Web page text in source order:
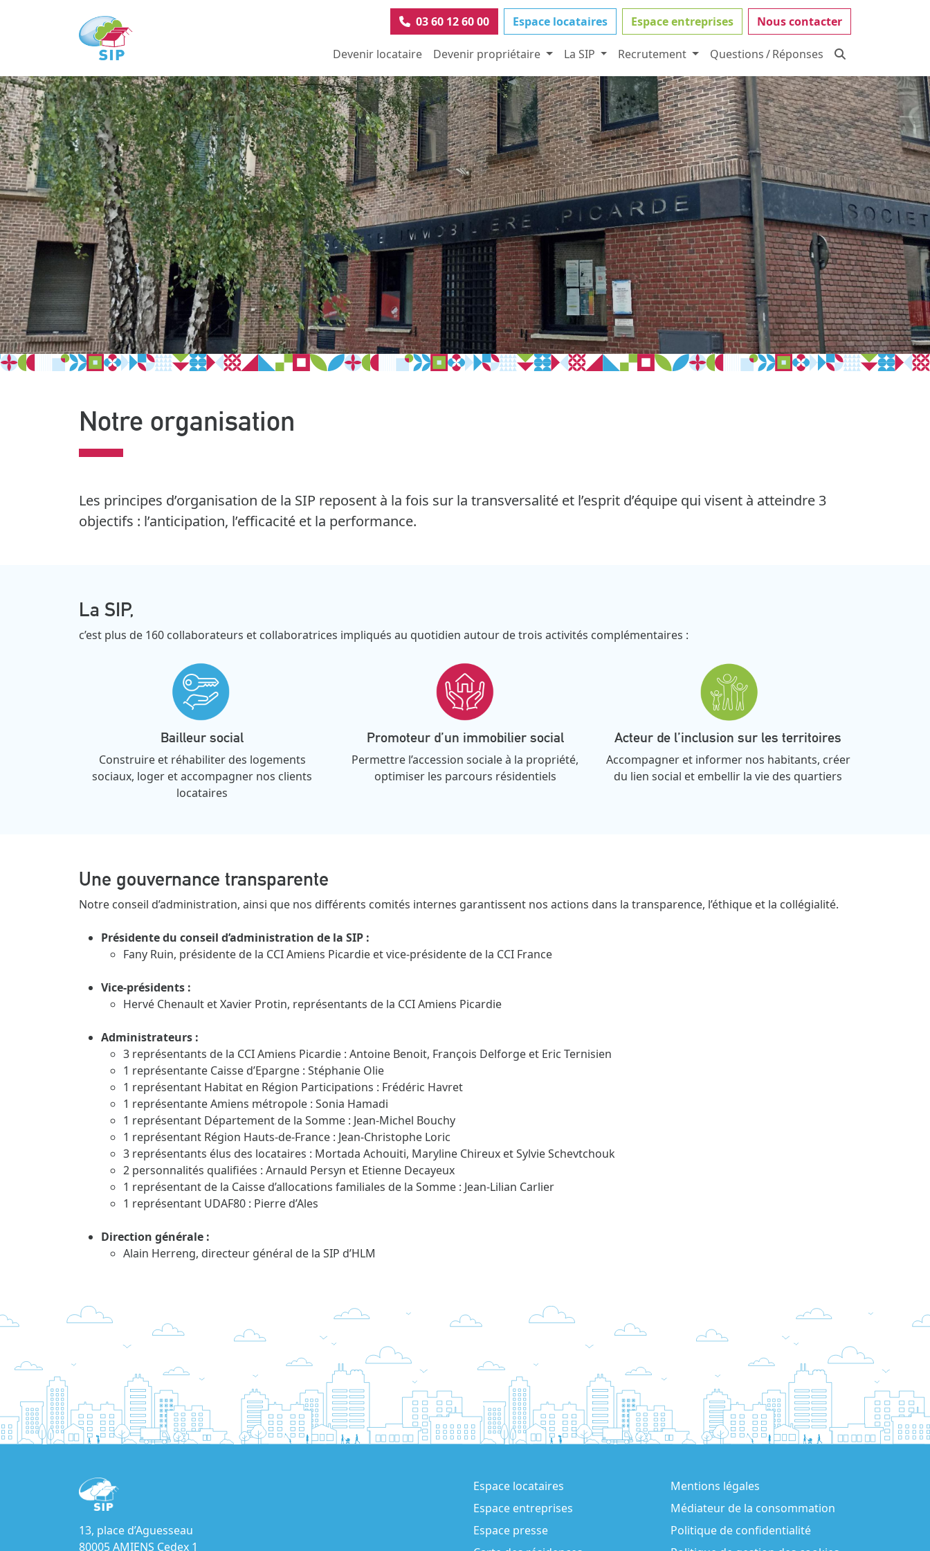
03 60 12 60 00 Espace locataires Espace entreprises Nous contacter
Devenir locataire Devenir propriétaire La SIP Recrutement Questions / Réponses
Notre organisation
Les principes d’organisation de la SIP reposent à la fois sur la transversalité et l’esprit d’équipe qui visent à atteindre 3
objectifs : l’anticipation, l’efficacité et la performance.
La SIP,
c’est plus de 160 collaborateurs et collaboratrices impliqués au quotidien autour de trois activités complémentaires :
Bailleur social
Construire et réhabiliter des logements
sociaux, loger et accompagner nos clients
locataires
Promoteur d’un immobilier social
Permettre l’accession sociale à la propriété,
optimiser les parcours résidentiels
Acteur de l’inclusion sur les territoires
Accompagner et informer nos habitants, créer
du lien social et embellir la vie des quartiers
Une gouvernance transparente
Notre conseil d’administration, ainsi que nos différents comités internes garantissent nos actions dans la transparence, l’éthique et la collégialité.
Présidente du conseil d’administration de la SIP :
Fany Ruin, présidente de la CCI Amiens Picardie et vice-présidente de la CCI France
Vice-présidents :
Hervé Chenault et Xavier Protin, représentants de la CCI Amiens Picardie
Administrateurs :
3 représentants de la CCI Amiens Picardie : Antoine Benoit, François Delforge et Eric Ternisien
1 représentante Caisse d’Epargne : Stéphanie Olie
1 représentant Habitat en Région Participations : Frédéric Havret
1 représentante Amiens métropole : Sonia Hamadi
1 représentant Département de la Somme : Jean-Michel Bouchy
1 représentant Région Hauts-de-France : Jean-Christophe Loric
3 représentants élus des locataires : Mortada Achouiti, Maryline Chireux et Sylvie Schevtchouk
2 personnalités qualifiées : Arnauld Persyn et Etienne Decayeux
1 représentant de la Caisse d’allocations familiales de la Somme : Jean-Lilian Carlier
1 représentant UDAF80 : Pierre d’Ales
Direction générale :
Alain Herreng, directeur général de la SIP d’HLM
13, place d’Aguesseau
80005 AMIENS Cedex 1
Espace locataires
Espace entreprises
Espace presse
Mentions légales
Médiateur de la consommation
Politique de confidentialité